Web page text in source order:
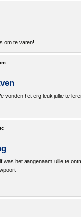
om te varen!
vonden het erg leuk jullie te
was het aangenaam jullie te